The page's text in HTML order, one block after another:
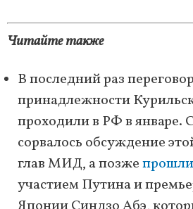
Читайте также
В последний раз
принадлежности
проходили в РФ в январе.
сорвалось обсуждение
глав МИД, а позже
участием Путина и